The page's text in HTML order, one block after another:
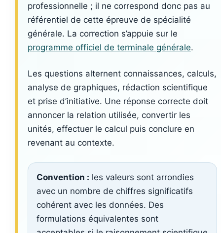
professionnelle ; il ne correspond donc pas au
référentiel de cette épreuve de spécialité
générale. La correction s’appuie sur le
programme officiel de terminale générale.
Les questions alternent connaissances, calculs,
analyse de graphiques, rédaction scientifique
et prise d’initiative. Une réponse correcte doit
annoncer la relation utilisée, convertir les
unités, effectuer le calcul puis conclure en
revenant au contexte.
Convention : les valeurs sont arrondies
avec un nombre de chiffres significatifs
cohérent avec les données. Des
formulations équivalentes sont